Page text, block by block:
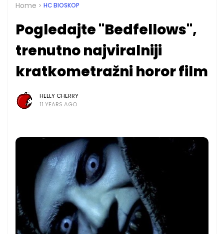
Home HC BIOSKOP
Pogledajte "Bedfellows",
trenutno najviralniji
kratkometražni horor film
HELLY CHERRY
11 YEARS AGO